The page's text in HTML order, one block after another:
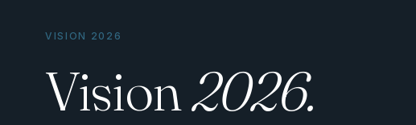
VISION 2026
Vision2026.